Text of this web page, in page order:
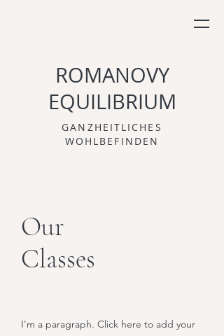
ROMANOVY
EQUILIBRIUM
GANZHEITLICHES
WOHLBEFINDEN
Our
Classes
I'm a paragraph. Click here to add your